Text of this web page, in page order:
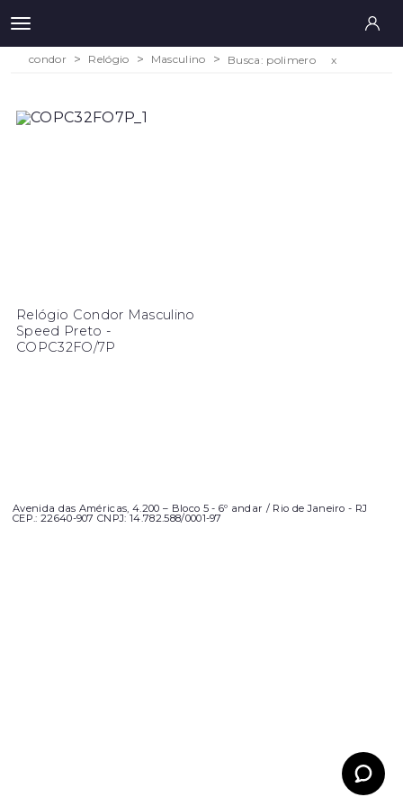
condor Relógio Masculino Busca: polimero x
Relógio Condor Masculino
Speed Preto -
COPC32FO/7P
Avenida das Américas, 4.200 – Bloco 5 - 6º andar / Rio de Janeiro - RJ
CEP.: 22640-907 CNPJ: 14.782.588/0001-97